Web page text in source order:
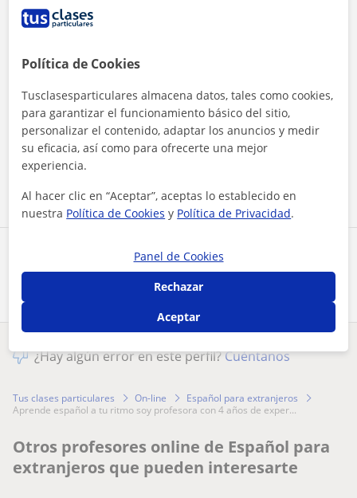
Comparte a este profesor
Al hacer clic, aceptas nuestro
Contactar ahora
¿Hay algún error en este perfil?Cuéntanos
Tus clases particulares On-line
Español para extranjeros
aprende español a tu ritmo soy profesora con 4 años de exper...
Otros profesores online de Español para
extranjeros que pueden interesarte
Política de Cookies
Tusclasesparticulares almacena datos, tales como cookies,
para garantizar el funcionamiento básico del sitio,
personalizar el contenido, adaptar los anuncios y medir
su eficacia, así como para ofrecerte una mejor
experiencia.
Al hacer clic en “Aceptar”, aceptas lo establecido en
nuestra Política de Cookies y Política de Privacidad.
Panel de Cookies
Rechazar
Aceptar